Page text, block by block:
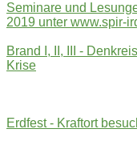
Seminare und
2019 unter www.spir-
Brand I, II, III -
Krise
Erdfest - Kraftort